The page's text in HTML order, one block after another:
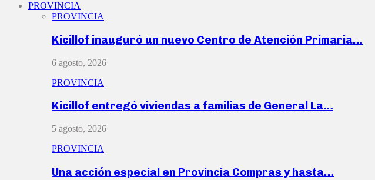
PROVINCIA
PROVINCIA
Kicillof inauguró un nuevo Centro de Atención Primaria…
6 agosto, 2026
PROVINCIA
Kicillof entregó viviendas a familias de General La…
5 agosto, 2026
PROVINCIA
Una acción especial en Provincia Compras y hasta…